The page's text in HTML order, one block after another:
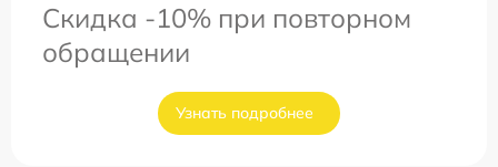
Скидка -10% при повторном
обращении
Узнать подробнее